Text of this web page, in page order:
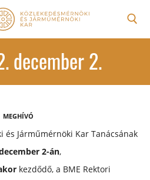
december 2.
MEGHÍVÓ
és Járműmérnöki Kar Tanácsának
2-án,
kezdődő, a BME Rektori